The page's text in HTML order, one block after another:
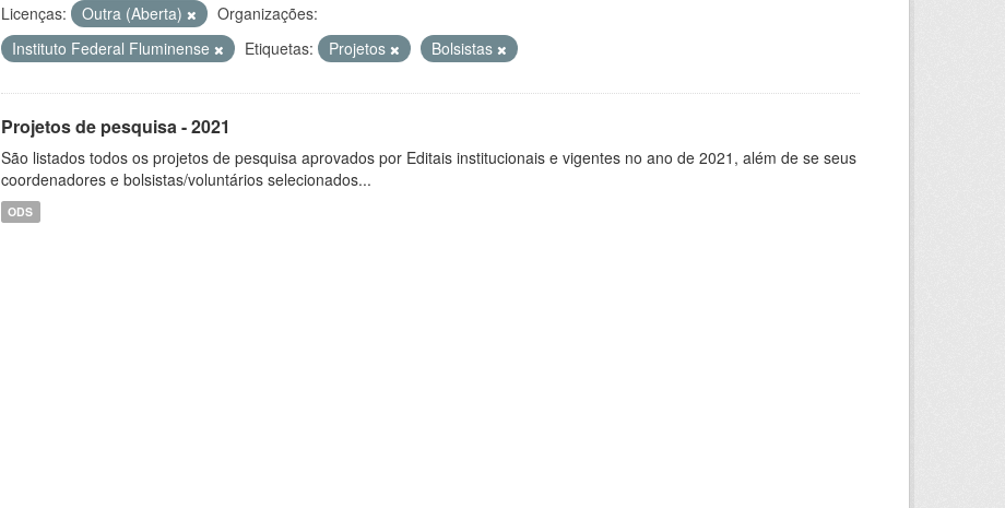
Licenças: Outra (Aberta)
Organizações:
Instituto Federal Fluminense
Etiquetas: Projetos Bolsistas
Projetos de pesquisa - 2021
São listados todos os projetos de pesquisa aprovados por Editais institucionais e vigentes no ano de 2021, além de se seus
coordenadores e bolsistas/voluntários selecionados...
ODS